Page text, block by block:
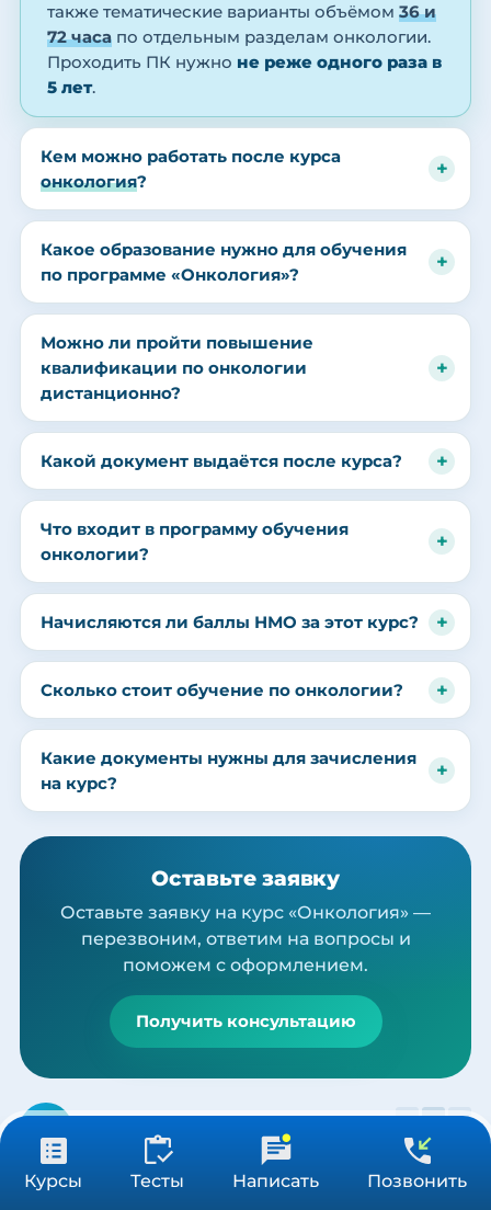
Курсы Тесты Написать Позвонить
также тематические варианты объёмом 36 и
72 часа по отдельным разделам онкологии.
Проходить ПК нужно не реже одного раза в
5 лет.
Кем можно работать после курса
онкология?
Какое образование нужно для обучения
по программе «Онкология»?
Можно ли пройти повышение
квалификации по онкологии
дистанционно?
Какой документ выдаётся после курса?
Что входит в программу обучения
онкологии?
Начисляются ли баллы НМО за этот курс?
Сколько стоит обучение по онкологии?
Какие документы нужны для зачисления
на курс?
Оставьте заявку
Оставьте заявку на курс «Онкология» —
перезвоним, ответим на вопросы и
поможем с оформлением.
Получить консультацию
Похожие программы
от 3 900 ₽
36/72/144 ч Получить консультацию
сайтом, вы даете